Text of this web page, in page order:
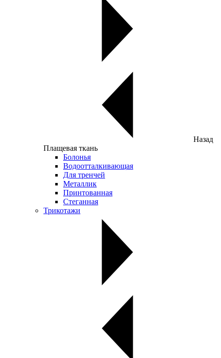
Назад
Плащевая ткань
Болонья
Водоотталкивающая
Для тренчей
Металлик
Принтованная
Стеганная
Трикотажи